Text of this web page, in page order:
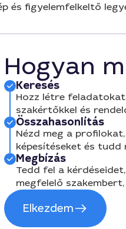
figyelemfelkeltő
Hogyan
Keresés
Hozz létre
szakértőkkel és
Összahasonlítás
Nézd meg a
képesítéseket és
Megbízás
Tedd fel a
megfelelő
Elkezdem